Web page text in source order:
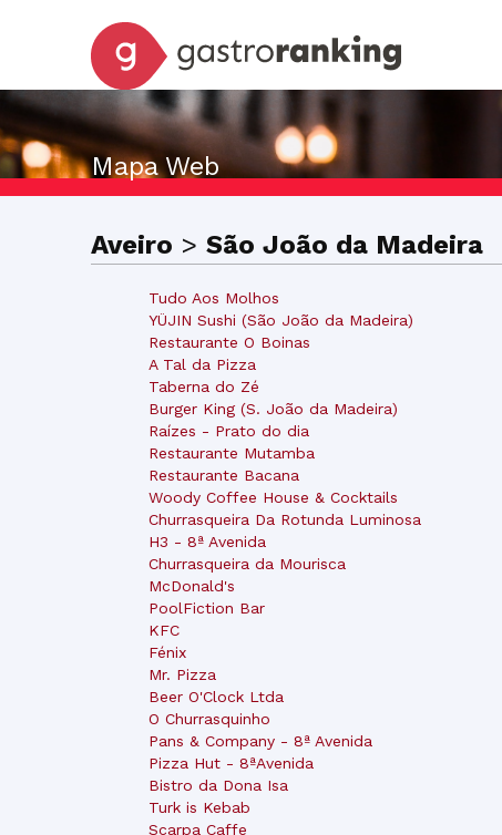
Mapa Web
Aveiro > São João da Madeira
Tudo Aos Molhos
YÜJIN Sushi (São João da Madeira)
Restaurante O Boinas
A Tal da Pizza
Taberna do Zé
Burger King (S. João da Madeira)
Raízes - Prato do dia
Restaurante Mutamba
Restaurante Bacana
Woody Coffee House & Cocktails
Churrasqueira Da Rotunda Luminosa
H3 - 8ª Avenida
Churrasqueira da Mourisca
McDonald's
PoolFiction Bar
KFC
Fénix
Mr. Pizza
Beer O'Clock Ltda
O Churrasquinho
Pans & Company - 8ª Avenida
Pizza Hut - 8ªAvenida
Bistro da Dona Isa
Turk is Kebab
Scarpa Caffe